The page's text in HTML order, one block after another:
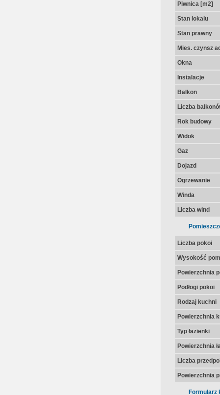
Piwnica [m2]
Stan lokalu
Stan prawny
Mies. czynsz
Okna
Instalacje
Balkon
Liczba
Rok budowy
Widok
Gaz
Dojazd
Ogrzewanie
Winda
Liczba wind
Liczba pokoi
Wysokość
Powierzchnia
Podłogi pokoi
Rodzaj kuchni
Powierzchnia
Typ łazienki
Powierzchnia
Liczba
Powierzchnia
Formularz